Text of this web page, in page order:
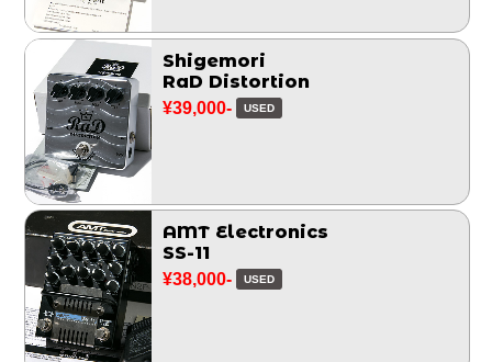
Shigemori
RaD Distortion
¥39,000- USED
AMT Electronics
SS-11
¥38,000- USED